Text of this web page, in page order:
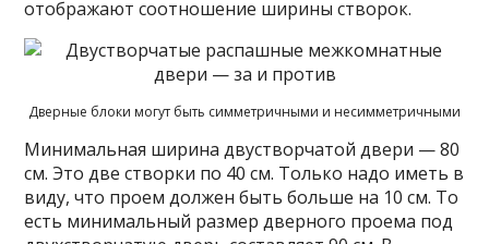
отображают соотношение ширины створок.
Дверные блоки могут быть симметричными и несимметричными
Минимальная ширина двустворчатой двери — 80
см. Это две створки по 40 см. Только надо иметь в
виду, что проем должен быть больше на 10 см. То
есть минимальный размер дверного проема под